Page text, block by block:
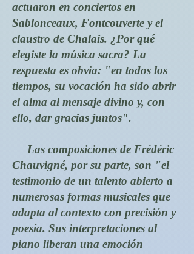
actuaron en conciertos en
Sablonceaux, Fontcouverte y el
claustro de Chalais. ¿Por qué
elegiste la música sacra? La
respuesta es obvia: "en todos los
tiempos, su vocación ha sido abrir
el alma al mensaje divino y, con
ello, dar gracias juntos".
Las composiciones de Frédéric
Chauvigné, por su parte, son "el
testimonio de un talento abierto a
numerosas formas musicales que
adapta al contexto con precisión y
poesía. Sus interpretaciones al
piano liberan una emoción